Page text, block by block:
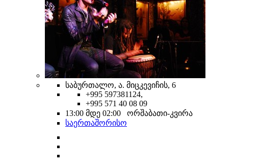
საბურთალო, ა. მიცკევიჩის, 6
+995 597381124,
+995 571 40 08 09
13:00 მდე 02:00 ორშაბათი-კვირა
საერთაშორისო